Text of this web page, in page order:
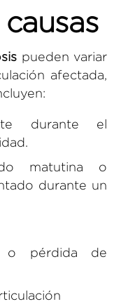
pueden variar
afectada,
durante el
matutina o
durante un
pérdida de